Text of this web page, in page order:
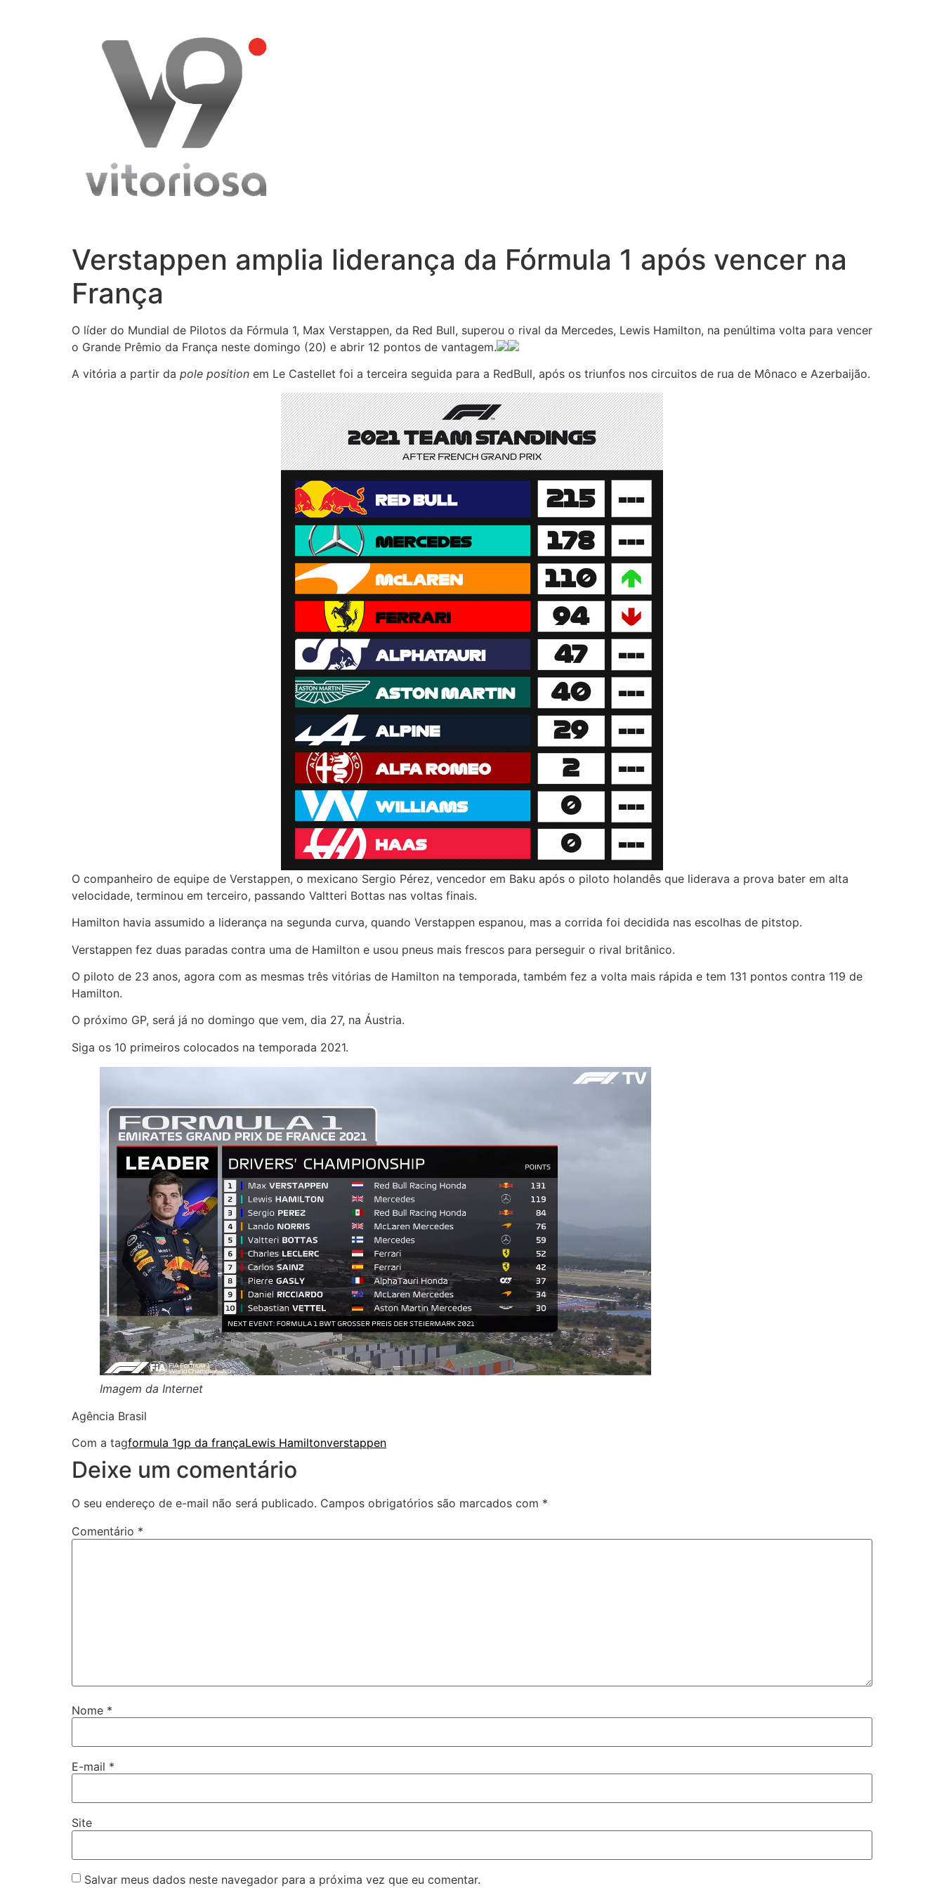
Verstappen amplia liderança da Fórmula 1 após vencer na
França
O líder do Mundial de Pilotos da Fórmula 1, Max Verstappen, da Red Bull, superou o rival da Mercedes, Lewis Hamilton, na penúltima volta para vencer
o Grande Prêmio da França neste domingo (20) e abrir 12 pontos de vantagem.
A vitória a partir da pole position em Le Castellet foi a terceira seguida para a RedBull, após os triunfos nos circuitos de rua de Mônaco e Azerbaijão.
O companheiro de equipe de Verstappen, o mexicano Sergio Pérez, vencedor em Baku após o piloto holandês que liderava a prova bater em alta
velocidade, terminou em terceiro, passando Valtteri Bottas nas voltas finais.
Hamilton havia assumido a liderança na segunda curva, quando Verstappen espanou, mas a corrida foi decidida nas escolhas de pitstop.
Verstappen fez duas paradas contra uma de Hamilton e usou pneus mais frescos para perseguir o rival britânico.
O piloto de 23 anos, agora com as mesmas três vitórias de Hamilton na temporada, também fez a volta mais rápida e tem 131 pontos contra 119 de
Hamilton.
O próximo GP, será já no domingo que vem, dia 27, na Áustria.
Siga os 10 primeiros colocados na temporada 2021.
Imagem da Internet
Agência Brasil
Com a tagformula 1gp da françaLewis Hamiltonverstappen
Deixe um comentário
O seu endereço de e-mail não será publicado. Campos obrigatórios são marcados com *
Comentário *
Nome *
E-mail *
Site
Salvar meus dados neste navegador para a próxima vez que eu comentar.